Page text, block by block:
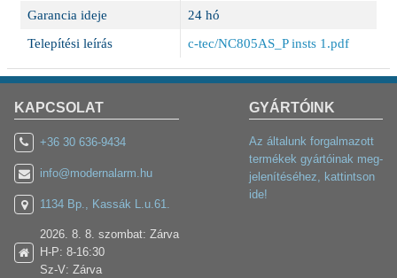
Garancia ideje
24 hó
Telepítési leírás
c-tec/NC805AS_P insts 1.pdf
KAPCSOLAT
+36 30 636-9434
info@modernalarm.hu
1134 Bp., Kassák L.u.61.
2026. 8. 8. szombat: Zárva
H-P: 8-16:30
Sz-V: Zárva
GYÁRTÓINK
Az általunk forgalmazott
termékek gyártóinak meg-
jelenítéséhez, kattintson
ide!